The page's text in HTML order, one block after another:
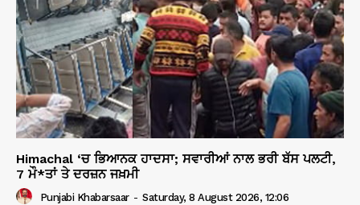
Himachal ‘ਚ ਭਿਆਨਕ ਹਾਦਸਾ; ਸਵਾਰੀਆਂ ਨਾਲ ਭਰੀ ਬੱਸ ਪਲਟੀ,
7 ਮੌ*ਤਾਂ ਤੇ ਦਰਜ਼ਨ ਜਖ਼ਮੀ
Punjabi Khabarsaar - Saturday, 8 August 2026, 12:06